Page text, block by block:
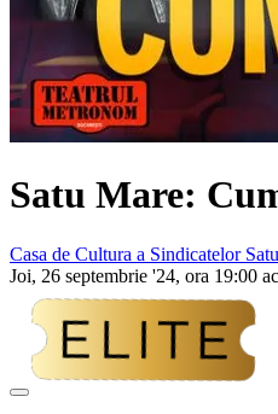
Satu Mare:
Casa de Cultura a Sindicatelor
Joi, 26 septembrie '24, ora 19:00
Adaugă